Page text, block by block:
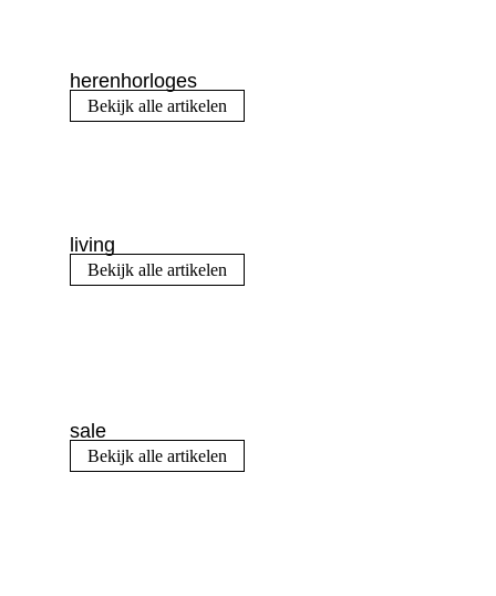
herenhorloges
Bekijk alle artikelen
living
Bekijk alle artikelen
sale
Bekijk alle artikelen